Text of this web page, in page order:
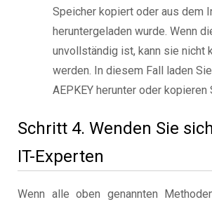
Speicher kopiert oder aus dem
heruntergeladen wurde. Wenn
unvollständig ist, kann sie nicht
werden. In diesem Fall laden
AEPKEY herunter oder kopieren
Schritt 4. Wenden Sie
IT-Experten
Wenn alle oben genannten